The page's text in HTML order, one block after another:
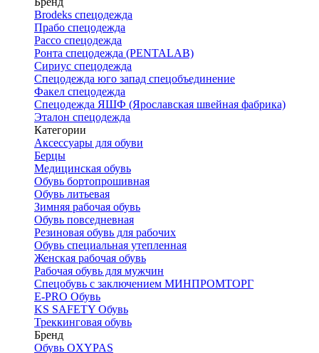
Brodeks спецодежда
Прабо спецодежда
Рассо спецодежда
Ронта спецодежда (PENTALAB)
Сириус спецодежда
Спецодежда юго запад спецобъединение
Факел спецодежда
Спецодежда ЯШФ (Ярославская швейная фабрика)
Эталон спецодежда
Категории
Аксессуары для обуви
Берцы
Медицинская обувь
Обувь бортопрошивная
Обувь литьевая
Зимняя рабочая обувь
Обувь повседневная
Резиновая обувь для рабочих
Обувь специальная утепленная
Женская рабочая обувь
Рабочая обувь для мужчин
Спецобувь с заключением МИНПРОМТОРГ
E-PRO Обувь
KS SAFETY Обувь
Треккинговая обувь
Бренд
Обувь OXYPAS